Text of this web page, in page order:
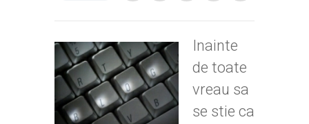
Inainte
de toate
vreau sa
se stie ca